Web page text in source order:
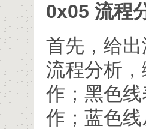
0x05 流程
首先，给
流程分析
作；黑色
作；蓝色